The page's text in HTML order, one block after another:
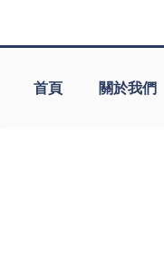
首頁 關於我們